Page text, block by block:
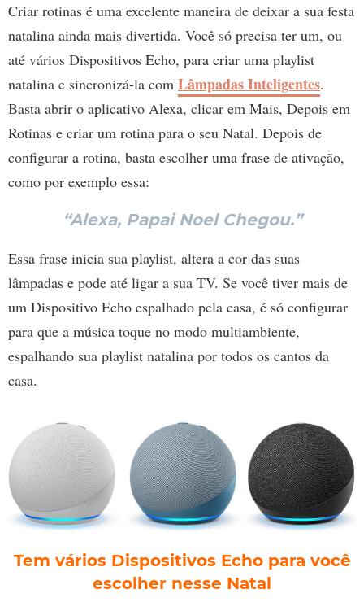
Criar rotinas é uma excelente maneira de deixar a sua festa
natalina ainda mais divertida. Você só precisa ter um, ou
até vários Dispositivos Echo, para criar uma playlist
natalina e sincronizá-la com Lâmpadas Inteligentes.
Basta abrir o aplicativo Alexa, clicar em Mais, Depois em
Rotinas e criar um rotina para o seu Natal. Depois de
configurar a rotina, basta escolher uma frase de ativação,
como por exemplo essa:
“Alexa, Papai Noel Chegou.”
Essa frase inicia sua playlist, altera a cor das suas
lâmpadas e pode até ligar a sua TV. Se você tiver mais de
um Dispositivo Echo espalhado pela casa, é só configurar
para que a música toque no modo multiambiente,
espalhando sua playlist natalina por todos os cantos da
casa.
Tem vários Dispositivos Echo para você
escolher nesse Natal